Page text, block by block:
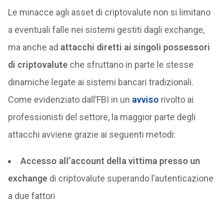
Le minacce agli asset di criptovalute non si limitano
a eventuali falle nei sistemi gestiti dagli exchange,
ma anche ad attacchi diretti ai singoli possessori
di criptovaluteche sfruttano in parte le stesse
dinamiche legate ai sistemi bancari tradizionali.
Come evidenziato dall’FBI in un avviso rivolto ai
professionisti del settore, la maggior parte degli
attacchi avviene grazie ai seguenti metodi:
Accesso all’account della vittima presso un
exchangedi criptovalute superando l’autenticazione
a due fattori